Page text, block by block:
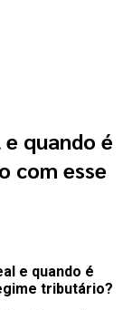
quando é
com esse
e quando é
tributário?